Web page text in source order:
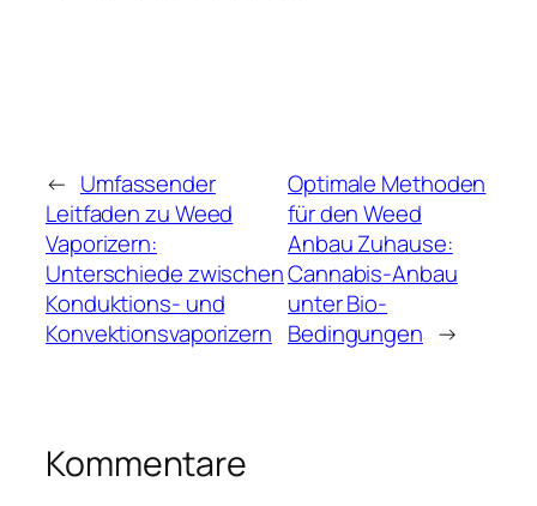
← Umfassender
Leitfaden zu Weed
Vaporizern:
Unterschiede zwischen
Konduktions- und
Konvektionsvaporizern
Optimale Methoden
für den Weed
Anbau Zuhause:
Cannabis-Anbau
unter Bio-
Bedingungen →
Kommentare